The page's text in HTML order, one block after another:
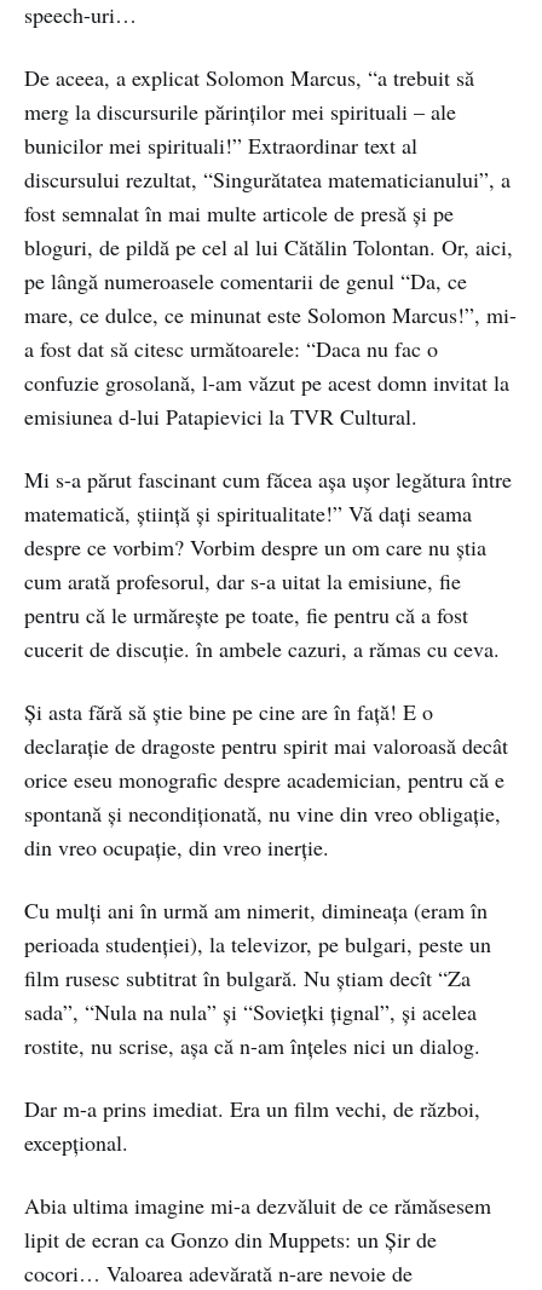
speech-uri…
De aceea, a explicat Solomon Marcus, “a trebuit să
merg la discursurile părinților mei spirituali – ale
bunicilor mei spirituali!” Extraordinar text al
discursului rezultat, “Singurătatea matematicianului”, a
fost semnalat în mai multe articole de presă și pe
bloguri, de pildă pe cel al lui Cătălin Tolontan. Or, aici,
pe lângă numeroasele comentarii de genul “Da, ce
mare, ce dulce, ce minunat este Solomon Marcus!”, mi-
a fost dat să citesc următoarele: “Daca nu fac o
confuzie grosolană, l-am văzut pe acest domn invitat la
emisiunea d-lui Patapievici la TVR Cultural.
Mi s-a părut fascinant cum făcea așa ușor legătura între
matematică, știință și spiritualitate!” Vă dați seama
despre ce vorbim? Vorbim despre un om care nu știa
cum arată profesorul, dar s-a uitat la emisiune, fie
pentru că le urmărește pe toate, fie pentru că a fost
cucerit de discuție. în ambele cazuri, a rămas cu ceva.
Și asta fără să știe bine pe cine are în față! E o
declarație de dragoste pentru spirit mai valoroasă decât
orice eseu monografic despre academician, pentru că e
spontană și necondiționată, nu vine din vreo obligație,
din vreo ocupație, din vreo inerție.
Cu mulți ani în urmă am nimerit, dimineața (eram în
perioada studenției), la televizor, pe bulgari, peste un
film rusesc subtitrat în bulgară. Nu știam decît “Za
sada”, “Nula na nula” și “Soviețki țignal”, și acelea
rostite, nu scrise, așa că n-am înțeles nici un dialog.
Dar m-a prins imediat. Era un film vechi, de război,
excepțional.
Abia ultima imagine mi-a dezvăluit de ce rămăsesem
lipit de ecran ca Gonzo din Muppets: un Șir de
cocori… Valoarea adevărată n-are nevoie de